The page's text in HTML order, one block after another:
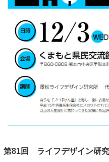
第81回 ライフデザイン研